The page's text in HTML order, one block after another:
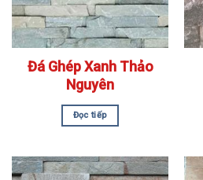
Đá Ghép Xanh Thảo
Nguyên
Đọc tiếp